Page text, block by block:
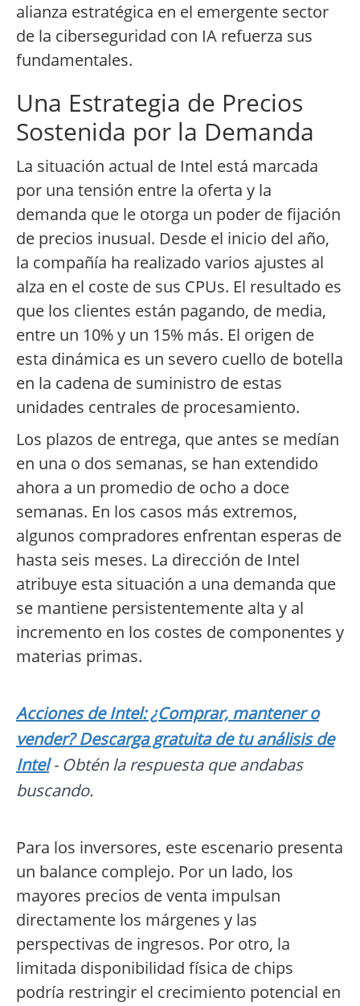
alianza estratégica en el emergente sector
de la ciberseguridad con IA refuerza sus
fundamentales.
Una Estrategia de Precios
Sostenida por la Demanda
La situación actual de Intel está marcada
por una tensión entre la oferta y la
demanda que le otorga un poder de fijación
de precios inusual. Desde el inicio del año,
la compañía ha realizado varios ajustes al
alza en el coste de sus CPUs. El resultado es
que los clientes están pagando, de media,
entre un 10% y un 15% más. El origen de
esta dinámica es un severo cuello de botella
en la cadena de suministro de estas
unidades centrales de procesamiento.
Los plazos de entrega, que antes se medían
en una o dos semanas, se han extendido
ahora a un promedio de ocho a doce
semanas. En los casos más extremos,
algunos compradores enfrentan esperas de
hasta seis meses. La dirección de Intel
atribuye esta situación a una demanda que
se mantiene persistentemente alta y al
incremento en los costes de componentes y
materias primas.
Acciones de Intel: ¿Comprar, mantener o
vender? Descarga gratuita de tu análisis de
Intel- Obtén la respuesta que andabas
buscando.
Para los inversores, este escenario presenta
un balance complejo. Por un lado, los
mayores precios de venta impulsan
directamente los márgenes y las
perspectivas de ingresos. Por otro, la
limitada disponibilidad física de chips
podría restringir el crecimiento potencial en